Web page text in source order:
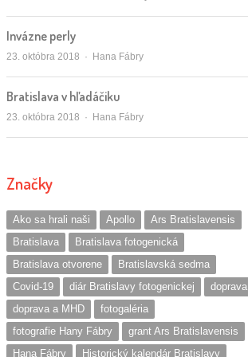
Invázne perly
23. októbra 2018 Autor/ka
Hana Fábry
Bratislava v hľadáčiku
23. októbra 2018 Autor/ka
Hana Fábry
Značky
Ako sa hrali naši Apollo
Ars Bratislavensis
Bratislava
Bratislava fotogenická
Bratislava otvorene
Bratislavská sedma
Covid-19
diár Bratislavy fotogenickej
doprava
doprava a MHD
fotogaléria
fotografie Hany Fábry
grant Ars Bratislavensis
Hana Fábry
Historický kalendár Bratislavy